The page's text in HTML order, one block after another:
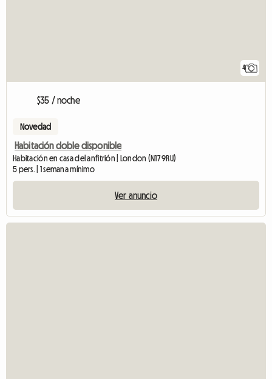
4
$35 / noche
Novedad
Habitación doble disponible
Habitación en casa del anfitrión | London (N17 9RU)
5 pers. | 1 semana mínimo
Ver anuncio